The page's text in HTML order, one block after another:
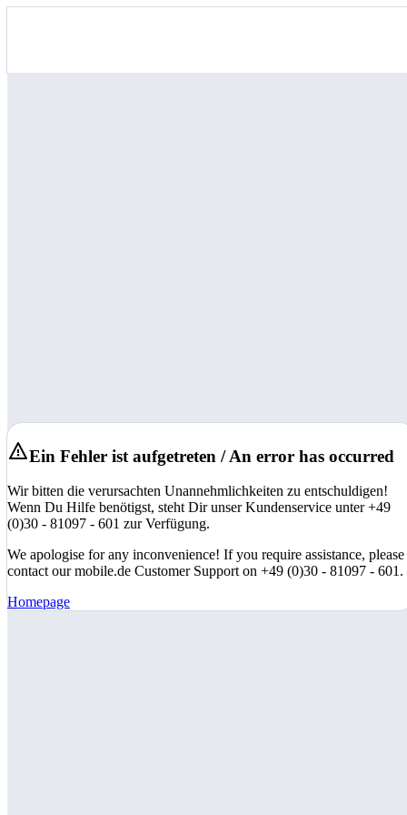
Ein Fehler ist aufgetreten / An error has occurred
Wir bitten die verursachten Unannehmlichkeiten zu entschuldigen!
Wenn Du Hilfe benötigst, steht Dir unser Kundenservice unter +49
(0)30 - 81097 - 601 zur Verfügung.
We apologise for any inconvenience! If you require assistance, please
contact our mobile.de Customer Support on +49 (0)30 - 81097 - 601.
Homepage